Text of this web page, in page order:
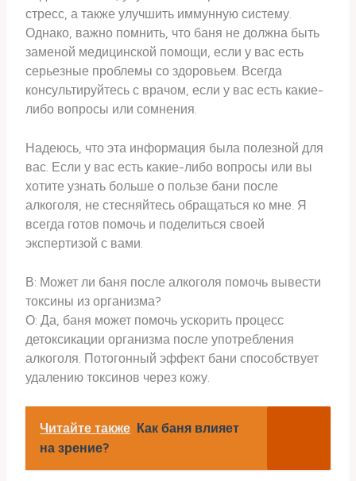
стресс, а также улучшить иммунную систему.
Однако, важно помнить, что баня не должна быть
заменой медицинской помощи, если у вас есть
серьезные проблемы со здоровьем. Всегда
консультируйтесь с врачом, если у вас есть какие-
либо вопросы или сомнения.
Надеюсь, что эта информация была полезной для
вас. Если у вас есть какие-либо вопросы или вы
хотите узнать больше о пользе бани после
алкоголя, не стесняйтесь обращаться ко мне. Я
всегда готов помочь и поделиться своей
экспертизой с вами.
В: Может ли баня после алкоголя помочь вывести
токсины из организма?
О: Да, баня может помочь ускорить процесс
детоксикации организма после употребления
алкоголя. Потогонный эффект бани способствует
удалению токсинов через кожу.
Читайте также Как баня влияет
на зрение?